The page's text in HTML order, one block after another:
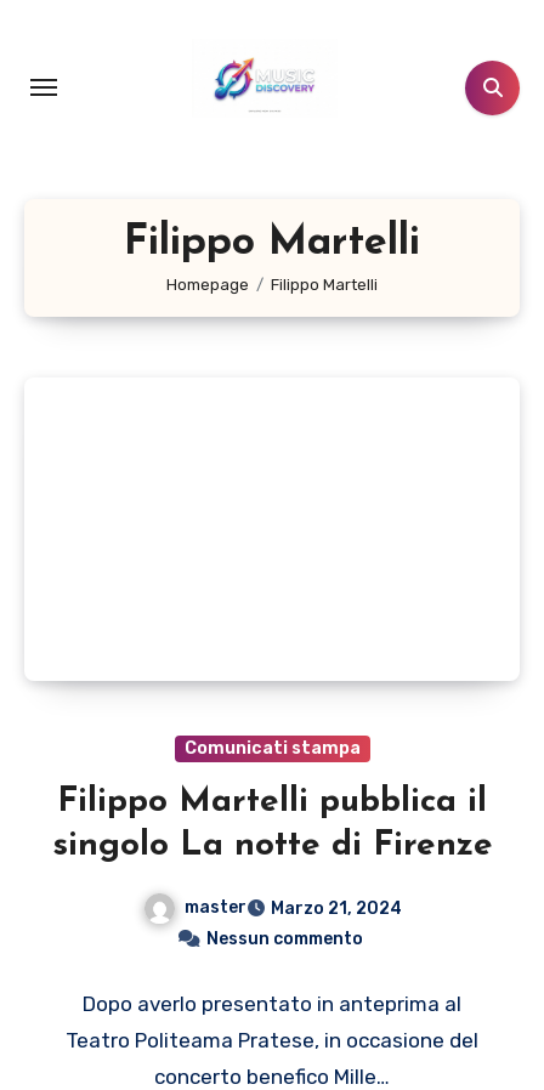
contenuto
Filippo Martelli
Homepage Filippo Martelli
Comunicati stampa
Filippo Martelli pubblica il
singolo La notte di Firenze
master
Marzo 21, 2024
Nessun commento
Dopo averlo presentato in anteprima al
Teatro Politeama Pratese, in occasione del
concerto benefico Mille…